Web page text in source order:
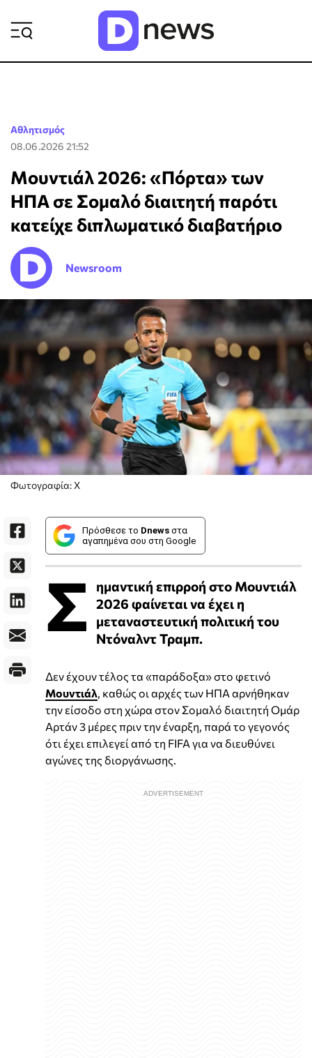
Αθλητισμός
08.06.2026 21:52
Μουντιάλ 2026: «Πόρτα» των
ΗΠΑ σε Σομαλό διαιτητή παρότι
κατείχε διπλωματικό διαβατήριο
Newsroom
Φωτογραφία: X
Πρόσθεσε το Dnews στα
αγαπημένα σου στη Google
Σ
ημαντική επιρροή στο Μουντιάλ
2026 φαίνεται να έχει η
μεταναστευτική πολιτική του
Ντόναλντ Τραμπ.
Δεν έχουν τέλος τα «παράδοξα» στο φετινό
Μουντιάλ, καθώς οι αρχές των ΗΠΑ αρνήθηκαν
την είσοδο στη χώρα στον Σομαλό διαιτητή Ομάρ
Αρτάν 3 μέρες πριν την έναρξη, παρά το γεγονός
ότι έχει επιλεγεί από τη FIFA για να διευθύνει
αγώνες της διοργάνωσης.